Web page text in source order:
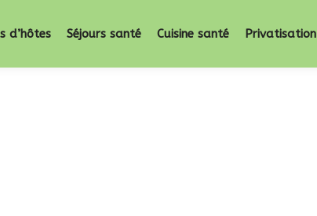
d’hôtes Séjours santé Cuisine santé Privatisation